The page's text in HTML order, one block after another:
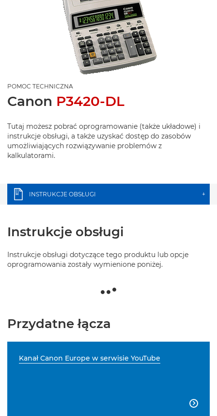
POMOC TECHNICZNA
Canon P3420-DL
Tutaj możesz pobrać oprogramowanie (także układowe) i
instrukcje obsługi, a także uzyskać dostęp do zasobów
umożliwiających rozwiązywanie problemów z
kalkulatorami.
INSTRUKCJE OBSŁUGI +
Instrukcje obsługi
Instrukcje obsługi dotyczące tego produktu lub opcje
oprogramowania zostały wymienione poniżej.
Przydatne łącza
Kanał Canon Europe w serwisie YouTube
